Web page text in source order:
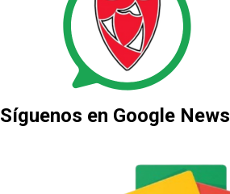
Síguenos en Google News